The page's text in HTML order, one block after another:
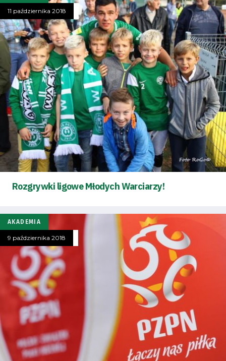
11 października 2018
Rozgrywki ligowe Młodych Warciarzy!
AKADEMIA
9 października 2018